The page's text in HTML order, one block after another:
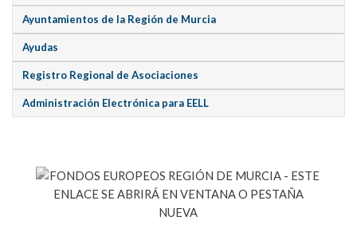
Ayuntamientos de la Región de Murcia
Ayudas
Registro Regional de Asociaciones
Administración Electrónica para EELL